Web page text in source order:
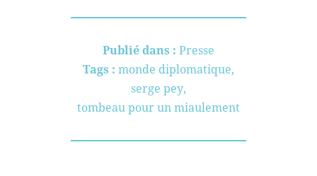
Publié dans : Presse
Tags : monde diplomatique,
serge pey,
tombeau pour un miaulement